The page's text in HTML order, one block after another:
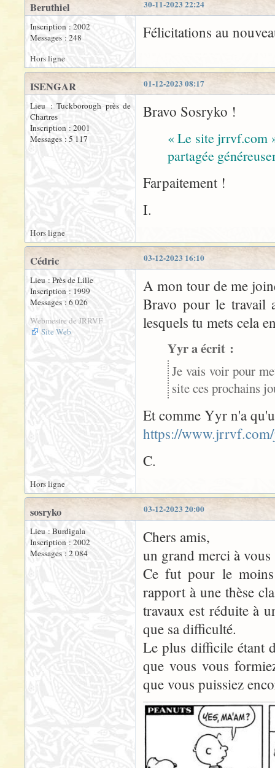
30-11-2023 22:24
Beruthiel
Inscription : 2002
Messages : 248
Félicitations au
Hors ligne
01-12-2023 08:17
ISENGAR
Lieu : Tuckborough près de
Chartres
Inscription : 2001
Messages : 5 117
Bravo Sosryko !
« Le site jrrvf.com
partagée
Farpaitement !
I.
Hors ligne
03-12-2023 16:10
Cédric
Lieu : Près de Lille
Inscription : 1999
Messages : 6 026
Webmestre de JRRVF
Site Web
A mon tour de me
Bravo pour le travail
lesquels tu mets cela
Yyr a écrit :
Je vais voir pour
site ces prochains
Et comme Yyr n'a
https://
C.
Hors ligne
03-12-2023 20:00
sosryko
Lieu : Burdigala
Inscription : 2002
Messages : 2 084
Chers amis,
un grand merci à vous
Ce fut pour le
rapport à une thèse
travaux est réduite à
que sa difficulté.
Le plus difficile étant
que vous vous
que vous puissiez